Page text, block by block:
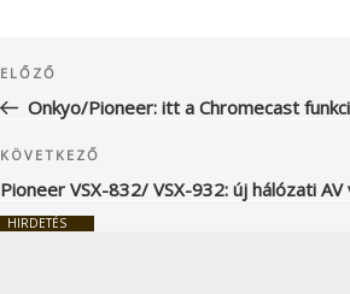
navigáció
Korábbi
bejegyzés
ELŐZŐ
Onkyo/Pioneer: itt a Chromecast
Következő
bejegyzés
KÖVETKEZŐ
Pioneer VSX-832/ VSX-932: új hálózati
HIRDETÉS